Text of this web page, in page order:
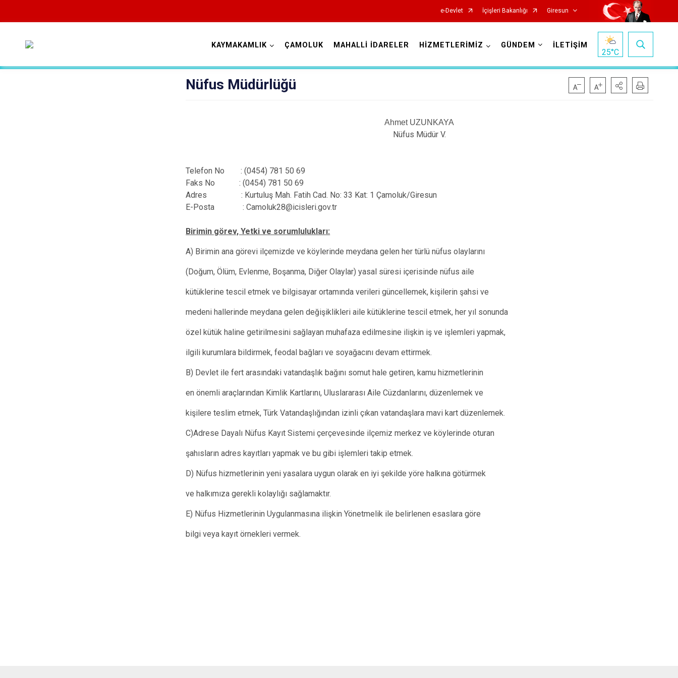
e-Devlet İçişleri Bakanlığı Giresun
Çanakçı
Espiye
Eynesil
KAYMAKAMLIK ÇAMOLUK MAHALLİ İDARELER HİZMETLERİMİZ GÜNDEM İLETİŞİM
25°C
Nüfus Müdürlüğü
Ahmet UZUNKAYA
Nüfus Müdür V.
Telefon No
: (0454) 781 50 69
Faks No
: (0454) 781 50 69
Adres : Kurtuluş Mah. Fatih Cad. No: 33 Kat: 1 Çamoluk/Giresun
E-Posta
: Camoluk28@icisleri.gov.tr
Birimin görev, Yetki ve sorumlulukları:
A) Birimin ana görevi ilçemizde ve köylerinde meydana gelen her türlü nüfus olaylarını
(Doğum, Ölüm, Evlenme, Boşanma, Diğer Olaylar) yasal süresi içerisinde nüfus aile
kütüklerine tescil etmek ve bilgisayar ortamında verileri güncellemek, kişilerin şahsi ve
medeni hallerinde meydana gelen değişiklikleri aile kütüklerine tescil etmek, her yıl sonunda
özel kütük haline getirilmesini sağlayan muhafaza edilmesine ilişkin iş ve işlemleri yapmak,
ilgili kurumlara bildirmek, feodal bağları ve soyağacını devam ettirmek.
B) Devlet ile fert arasındaki vatandaşlık bağını somut hale getiren, kamu hizmetlerinin
en önemli araçlarından Kimlik Kartlarını, Uluslararası Aile Cüzdanlarını, düzenlemek ve
kişilere teslim etmek, Türk Vatandaşlığından izinli çıkan vatandaşlara mavi kart düzenlemek.
C)Adrese Dayalı Nüfus Kayıt Sistemi çerçevesinde ilçemiz merkez ve köylerinde oturan
şahısların adres kayıtları yapmak ve bu gibi işlemleri takip etmek.
D) Nüfus hizmetlerinin yeni yasalara uygun olarak en iyi şekilde yöre halkına götürmek
ve halkımıza gerekli kolaylığı sağlamaktır.
E) Nüfus Hizmetlerinin Uygulanmasına ilişkin Yönetmelik ile belirlenen esaslara göre
bilgi veya kayıt örnekleri vermek.